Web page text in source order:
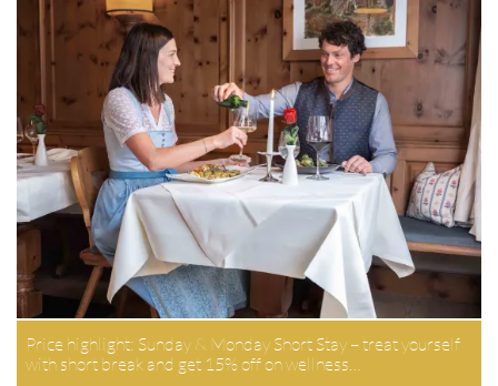
Price highlight: Sunday & Monday Short Stay – treat yourself
with short break and get 15% off on wellness…